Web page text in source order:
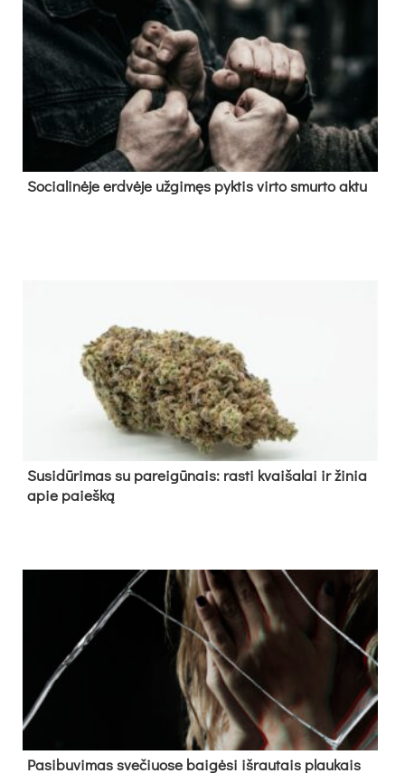
So­cia­li­nė­je erd­vė­je už­gi­męs pyk­tis vir­to smur­to ak­tu
Su­si­dū­ri­mas su pa­rei­gū­nais: ras­ti kvai­ša­lai ir ži­nia
apie paieš­ką
Pa­si­bu­vi­mas sve­čiuo­se bai­gė­si iš­rau­tais plau­kais